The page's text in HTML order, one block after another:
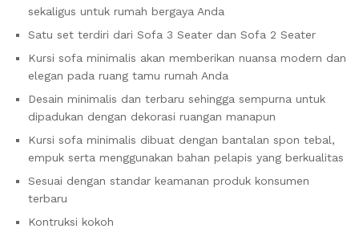
sekaligus untuk rumah bergaya Anda
Satu set terdiri dari Sofa 3 Seater dan Sofa 2 Seater
Kursi sofa minimalis akan memberikan nuansa modern dan
elegan pada ruang tamu rumah Anda
Desain minimalis dan terbaru sehingga sempurna untuk
dipadukan dengan dekorasi ruangan manapun
Kursi sofa minimalis dibuat dengan bantalan spon tebal,
empuk serta menggunakan bahan pelapis yang berkualitas
Sesuai dengan standar keamanan produk konsumen
terbaru
Kontruksi kokoh